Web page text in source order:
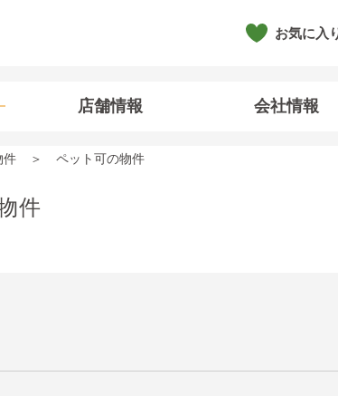
お気に入
店舗情報 会社情報
件 ペット可の物件
件